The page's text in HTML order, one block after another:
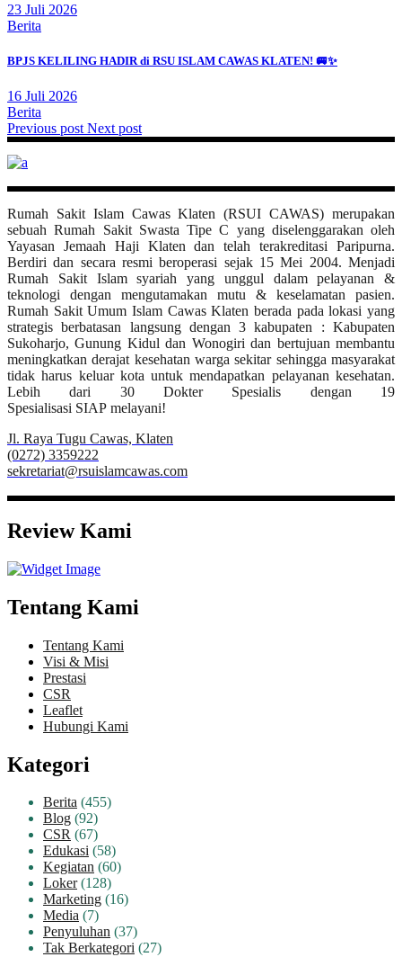
23 Juli 2026
Berita
BPJS KELILING HADIR di RSU ISLAM CAWAS KLATEN! 🚐✨
16 Juli 2026
Berita
Previous post Next post
Rumah Sakit Islam Cawas Klaten (RSUI CAWAS) merupakan
sebuah Rumah Sakit Swasta Tipe C yang diselenggarakan oleh
Yayasan Jemaah Haji Klaten dan telah terakreditasi Paripurna.
Berdiri dan secara resmi beroperasi sejak 15 Mei 2004. Menjadi
Rumah Sakit Islam syariah yang unggul dalam pelayanan &
teknologi dengan mengutamakan mutu & keselamatan pasien.
Rumah Sakit Umum Islam Cawas Klaten berada pada lokasi yang
strategis berbatasan langsung dengan 3 kabupaten : Kabupaten
Sukoharjo, Gunung Kidul dan Wonogiri dan bertujuan membantu
meningkatkan derajat kesehatan warga sekitar sehingga masyarakat
tidak harus keluar kota untuk mendapatkan pelayanan kesehatan.
Lebih dari 30 Dokter Spesialis dengan 19
Spesialisasi SIAP melayani!
Jl. Raya Tugu Cawas, Klaten
(0272) 3359222
sekretariat@rsuislamcawas.com
Review Kami
Tentang Kami
Tentang Kami
Visi & Misi
Prestasi
CSR
Leaflet
Hubungi Kami
Kategori
Berita (455)
Blog (92)
CSR (67)
Edukasi (58)
Kegiatan (60)
Loker(128)
Marketing (16)
Media (7)
Penyuluhan (37)
Tak Berkategori (27)